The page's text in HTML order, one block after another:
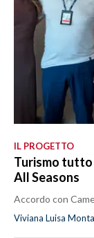
IL PROGETTO
Turismo tutto
All Seasons
Accordo con
Viviana Luisa